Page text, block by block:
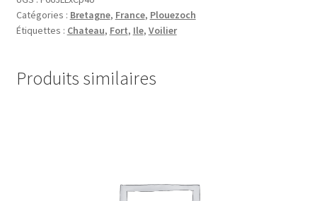
15
Catégories : Bretagne, France, Plouezoch
Étiquettes : Chateau, Fort, Ile, Voilier
Produits similaires